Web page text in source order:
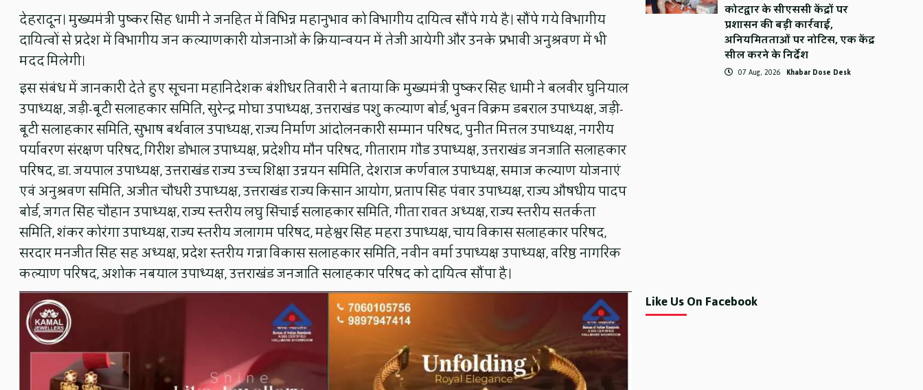
देहरादून। मुख्यमंत्री पुष्कर सिंह धामी ने जनहित में विभिन्न महानुभाव को विभागीय दायित्व सौंपे गये है। सौंपे गये विभागीय
दायित्वों से प्रदेश में विभागीय जन कल्याणकारी योजनाओं के क्रियान्वयन में तेजी आयेगी और उनके प्रभावी अनुश्रवण में भी
मदद मिलेगी।
इस संबंध में जानकारी देते हुए सूचना महानिदेशक बंशीधर तिवारी ने बताया कि मुख्यमंत्री पुष्कर सिंह धामी ने बलवीर घुनियाल
उपाध्यक्ष, जड़ी-बूटी सलाहकार समिति, सुरेन्द्र मोघा उपाध्यक्ष, उत्तराखंड पशु कल्याण बोर्ड, भुवन विक्रम डबराल उपाध्यक्ष, जड़ी-
बूटी सलाहकार समिति, सुभाष बर्थवाल उपाध्यक्ष, राज्य निर्माण आंदोलनकारी सम्मान परिषद, पुनीत मित्तल उपाध्यक्ष, नगरीय
पर्यावरण संरक्षण परिषद, गिरीश डोभाल उपाध्यक्ष, प्रदेशीय मौन परिषद, गीताराम गौड उपाध्यक्ष, उत्तराखंड जनजाति सलाहकार
परिषद, डा. जयपाल उपाध्यक्ष, उत्तराखंड राज्य उच्च शिक्षा उन्नयन समिति, देशराज कर्णवाल उपाध्यक्ष, समाज कल्याण योजनाएं
एवं अनुश्रवण समिति, अजीत चौधरी उपाध्यक्ष, उत्तराखंड राज्य किसान आयोग, प्रताप सिंह पंवार उपाध्यक्ष, राज्य औषधीय पादप
बोर्ड, जगत सिंह चौहान उपाध्यक्ष, राज्य स्तरीय लघु सिंचाई सलाहकार समिति, गीता रावत अध्यक्ष, राज्य स्तरीय सतर्कता
समिति, शंकर कोरंगा उपाध्यक्ष, राज्य स्तरीय जलागम परिषद, महेश्वर सिंह महरा उपाध्यक्ष, चाय विकास सलाहकार परिषद,
सरदार मनजीत सिंह सह अध्यक्ष, प्रदेश स्तरीय गन्ना विकास सलाहकार समिति, नवीन वर्मा उपाध्यक्ष उपाध्यक्ष, वरिष्ठ नागरिक
कल्याण परिषद, अशोक नबयाल उपाध्यक्ष, उत्तराखंड जनजाति सलाहकार परिषद को दायित्व सौंपा है।
कोटद्वार के सीएससी केंद्रों पर
प्रशासन की बड़ी कार्रवाई,
अनियमितताओं पर नोटिस, एक केंद्र
सील करने के निर्देश
07 Aug, 2026 Khabar Dose Desk
Like Us On Facebook